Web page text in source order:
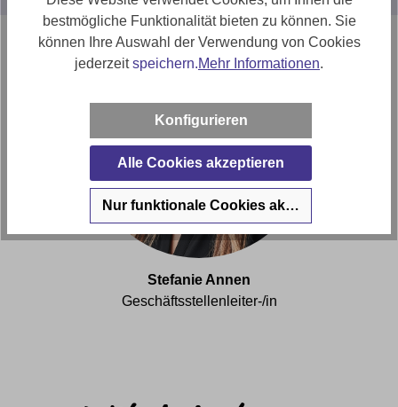
Stefanie Annen
Geschäftsstellenleiter-/in
bestmögliche Funktionalität bieten zu können. Sie
können Ihre Auswahl der Verwendung von Cookies
jederzeitspeichern.Mehr Informationen.
Konfigurieren
Alle Cookies akzeptieren
Nur funktionale Cookies akzeptieren